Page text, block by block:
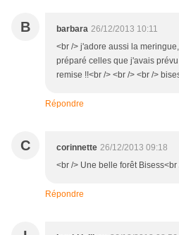
B barbara 26/12/2013 10:11
<br /> j'adore aussi la
préparé celles que j'avais
remise !!<br /> <br /> <br />
Répondre
C corinnette 26/12/2013 09:18
<br /> Une belle forêt Bisess<br
Répondre